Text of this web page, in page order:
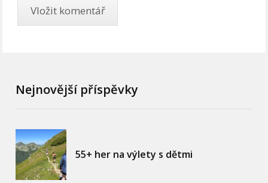
Nejnovější příspěvky
55+ her na výlety s dětmi